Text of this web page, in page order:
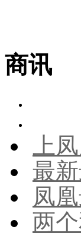
商讯
上
最
凤
两